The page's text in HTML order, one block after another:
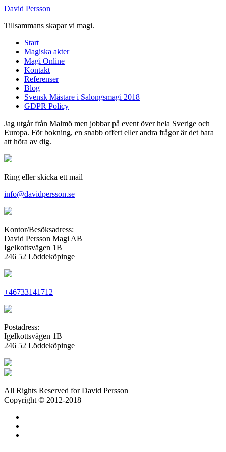
David Persson
Tillsammans skapar vi magi.
Start
Magiska akter
Magi Online
Kontakt
Referenser
Blog
Svensk Mästare i Salongsmagi 2018
GDPR Policy
Jag utgår från Malmö men jobbar på event över hela Sverige och
Europa. För bokning, en snabb offert eller andra frågor är det bara
att höra av dig.
Ring eller skicka ett mail
info@davidpersson.se
Kontor/Besöksadress:
David Persson Magi AB
Igelkottsvägen 1B
246 52 Löddeköpinge
+46733141712
Postadress:
Igelkottsvägen 1B
246 52 Löddeköpinge
All Rights Reserved for David Persson
Copyright © 2012-2018